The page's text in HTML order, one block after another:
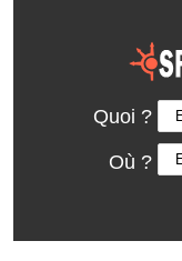
Quoi ?
Où ?